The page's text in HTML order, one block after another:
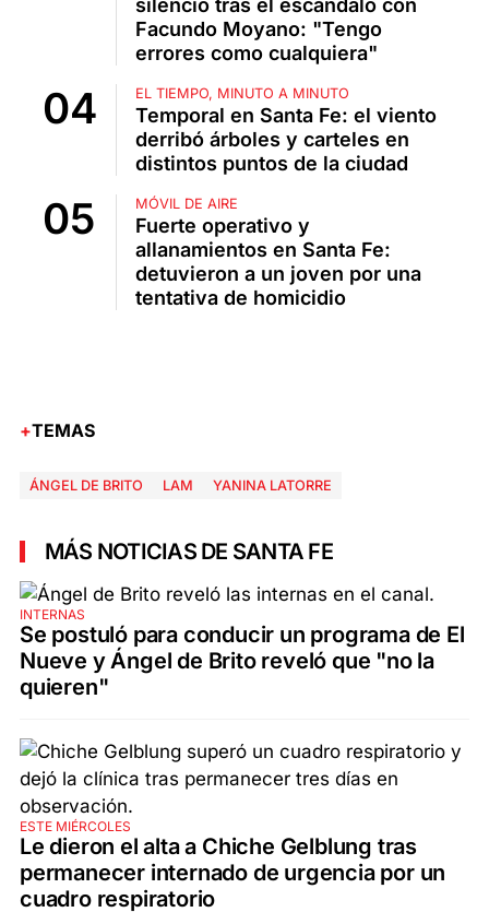
silencio tras el escándalo con
Facundo Moyano: "Tengo
errores como cualquiera"
EL TIEMPO, MINUTO A MINUTO
Temporal en Santa Fe: el viento
derribó árboles y carteles en
distintos puntos de la ciudad
MÓVIL DE AIRE
Fuerte operativo y
allanamientos en Santa Fe:
detuvieron a un joven por una
tentativa de homicidio
TEMAS
ÁNGEL DE BRITO LAM YANINA LATORRE
MÁS NOTICIAS DE SANTA FE
INTERNAS
Se postuló para conducir un programa de El
Nueve y Ángel de Brito reveló que "no la
quieren"
ESTE MIÉRCOLES
Le dieron el alta a Chiche Gelblung tras
permanecer internado de urgencia por un
cuadro respiratorio